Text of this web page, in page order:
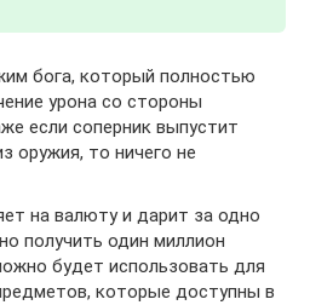
бога, который полностью
урона со стороны
если соперник выпустит
оружия, то ничего не
на валюту и дарит за одно
получить один миллион
будет использовать для
которые доступны в